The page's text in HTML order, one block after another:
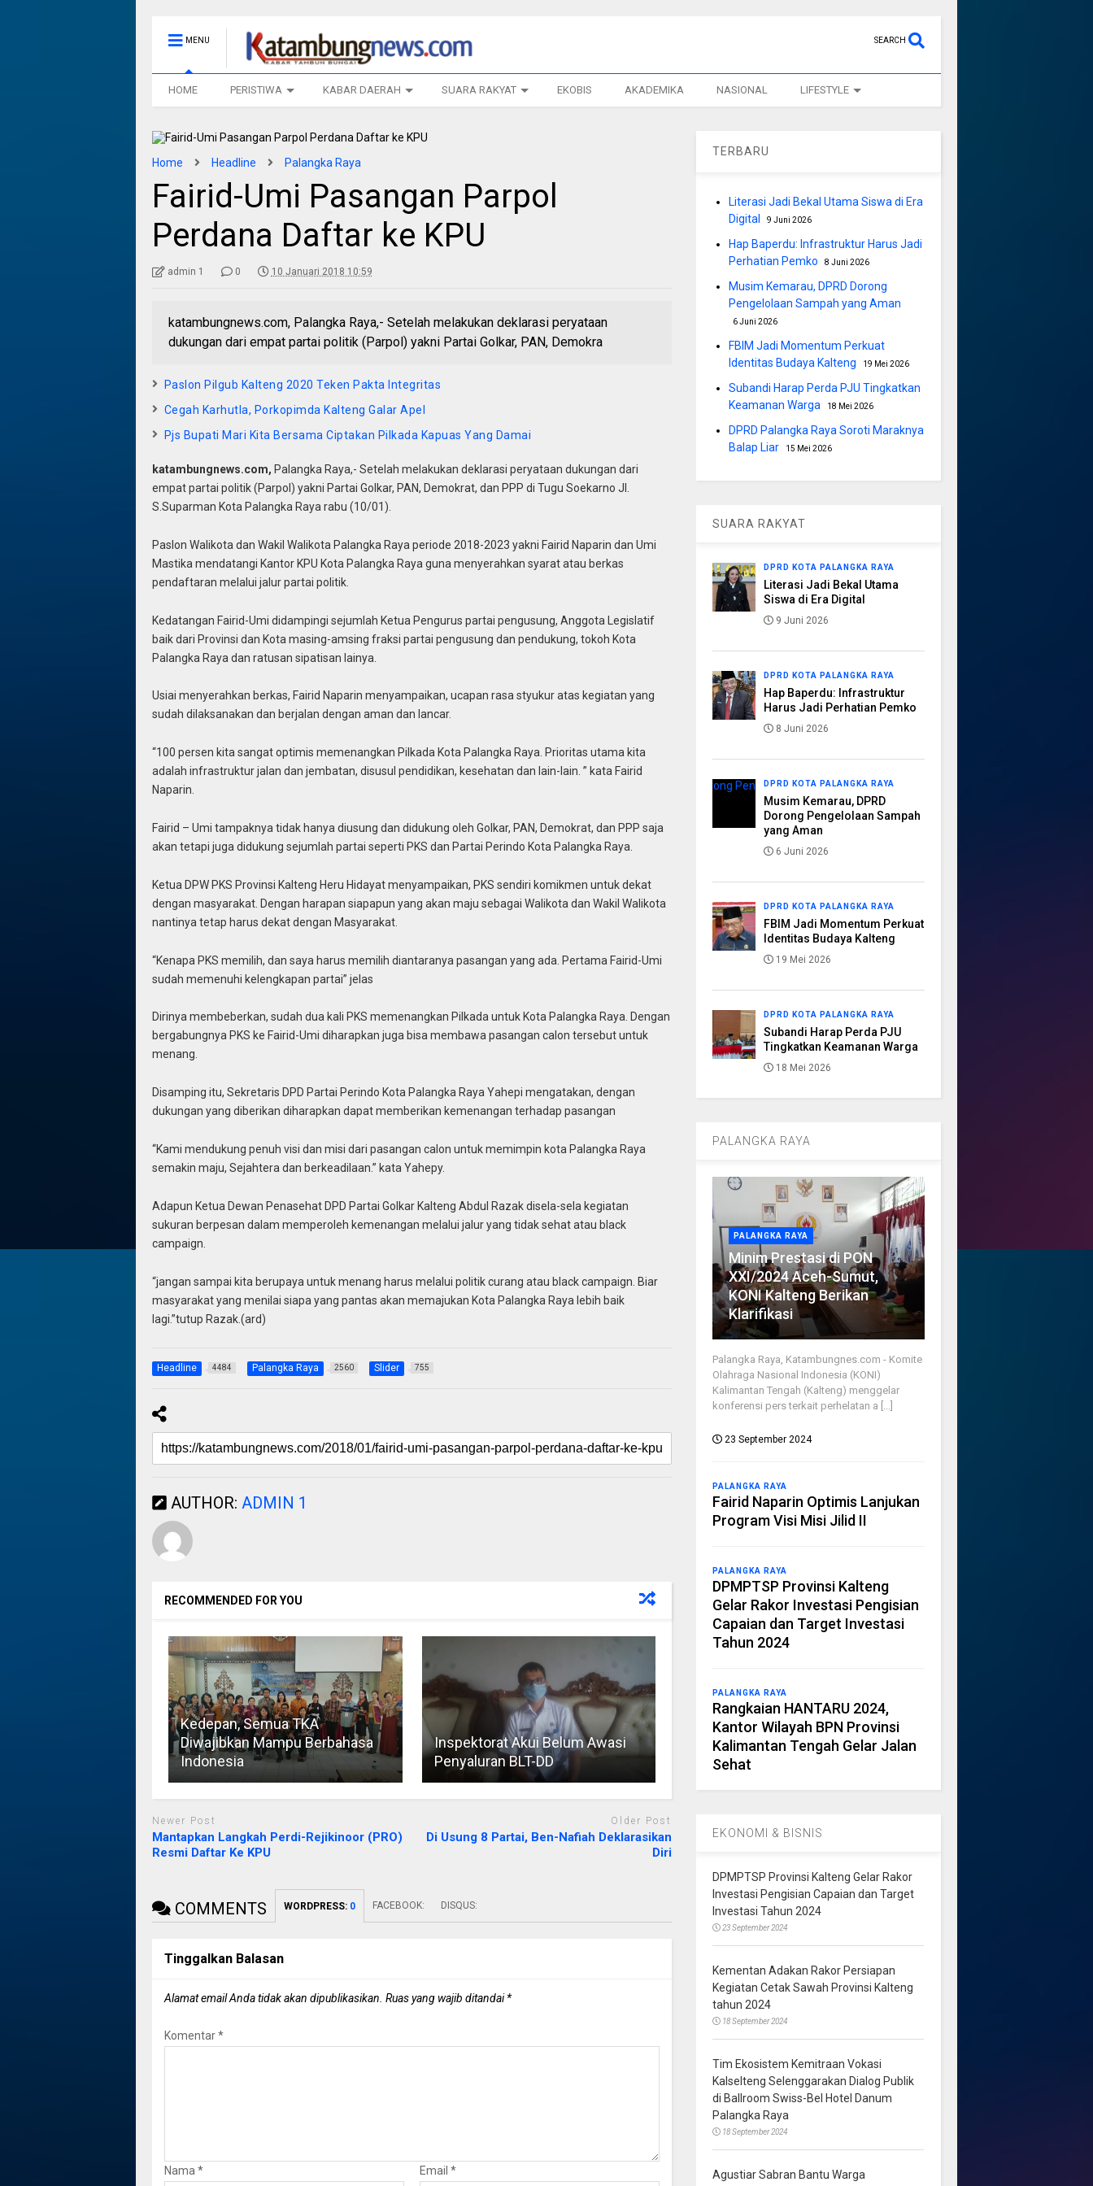
MENU SEARCH
HOME PERISTIWA KABAR DAERAH SUARA RAKYAT EKOBIS AKADEMIKA NASIONAL LIFESTYLE
Home Headline Palangka Raya
Fairid-Umi Pasangan Parpol
Perdana Daftar ke KPU
admin 1 0 10 Januari 2018 10:59
katambungnews.com, Palangka Raya,- Setelah melakukan deklarasi peryataan
dukungan dari empat partai politik (Parpol) yakni Partai Golkar, PAN, Demokra
Paslon Pilgub Kalteng 2020 Teken Pakta Integritas
Cegah Karhutla, Porkopimda Kalteng Galar Apel
Pjs Bupati Mari Kita Bersama Ciptakan Pilkada Kapuas Yang Damai
katambungnews.com, Palangka Raya,- Setelah melakukan deklarasi peryataan dukungan dari
empat partai politik (Parpol) yakni Partai Golkar, PAN, Demokrat, dan PPP di Tugu Soekarno Jl.
S.Suparman Kota Palangka Raya rabu (10/01).
Paslon Walikota dan Wakil Walikota Palangka Raya periode 2018-2023 yakni Fairid Naparin dan Umi
Mastika mendatangi Kantor KPU Kota Palangka Raya guna menyerahkan syarat atau berkas
pendaftaran melalui jalur partai politik.
Kedatangan Fairid-Umi didampingi sejumlah Ketua Pengurus partai pengusung, Anggota Legislatif
baik dari Provinsi dan Kota masing-amsing fraksi partai pengusung dan pendukung, tokoh Kota
Palangka Raya dan ratusan sipatisan lainya.
Usiai menyerahkan berkas, Fairid Naparin menyampaikan, ucapan rasa styukur atas kegiatan yang
sudah dilaksanakan dan berjalan dengan aman dan lancar.
“100 persen kita sangat optimis memenangkan Pilkada Kota Palangka Raya. Prioritas utama kita
adalah infrastruktur jalan dan jembatan, disusul pendidikan, kesehatan dan lain-lain. ” kata Fairid
Naparin.
Fairid – Umi tampaknya tidak hanya diusung dan didukung oleh Golkar, PAN, Demokrat, dan PPP saja
akan tetapi juga didukung sejumlah partai seperti PKS dan Partai Perindo Kota Palangka Raya.
Ketua DPW PKS Provinsi Kalteng Heru Hidayat menyampaikan, PKS sendiri komikmen untuk dekat
dengan masyarakat. Dengan harapan siapapun yang akan maju sebagai Walikota dan Wakil Walikota
nantinya tetap harus dekat dengan Masyarakat.
“Kenapa PKS memilih, dan saya harus memilih diantaranya pasangan yang ada. Pertama Fairid-Umi
sudah memenuhi kelengkapan partai” jelas
Dirinya membeberkan, sudah dua kali PKS memenangkan Pilkada untuk Kota Palangka Raya. Dengan
bergabungnya PKS ke Fairid-Umi diharapkan juga bisa membawa pasangan calon tersebut untuk
menang.
Disamping itu, Sekretaris DPD Partai Perindo Kota Palangka Raya Yahepi mengatakan, dengan
dukungan yang diberikan diharapkan dapat memberikan kemenangan terhadap pasangan
“Kami mendukung penuh visi dan misi dari pasangan calon untuk memimpin kota Palangka Raya
semakin maju, Sejahtera dan berkeadilaan.” kata Yahepy.
Adapun Ketua Dewan Penasehat DPD Partai Golkar Kalteng Abdul Razak disela-sela kegiatan
sukuran berpesan dalam memperoleh kemenangan melalui jalur yang tidak sehat atau black
campaign.
“jangan sampai kita berupaya untuk menang harus melalui politik curang atau black campaign. Biar
masyarakat yang menilai siapa yang pantas akan memajukan Kota Palangka Raya lebih baik
lagi.”tutup Razak.(ard)
Headline 4484 Palangka Raya 2560 Slider 755
AUTHOR: ADMIN 1
RECOMMENDED FOR YOU
Kedepan, Semua TKA
Diwajibkan Mampu Berbahasa
Indonesia
Inspektorat Akui Belum Awasi
Penyaluran BLT-DD
Newer Post
Mantapkan Langkah Perdi-Rejikinoor (PRO)
Resmi Daftar Ke KPU
Older Post
Di Usung 8 Partai, Ben-Nafiah Deklarasikan
Diri
COMMENTS WORDPRESS: 0 FACEBOOK: DISQUS:
Tinggalkan Balasan
Alamat email Anda tidak akan dipublikasikan. Ruas yang wajib ditandai*
Komentar*
Nama * Email *
TERBARU
Literasi Jadi Bekal Utama Siswa di Era
Digital
9 Juni 2026
Hap Baperdu: Infrastruktur Harus Jadi
Perhatian Pemko
8 Juni 2026
Musim Kemarau, DPRD Dorong
Pengelolaan Sampah yang Aman
6 Juni 2026
FBIM Jadi Momentum Perkuat
Identitas Budaya Kalteng
19 Mei 2026
Subandi Harap Perda PJU Tingkatkan
Keamanan Warga
18 Mei 2026
DPRD Palangka Raya Soroti Maraknya
Balap Liar
15 Mei 2026
SUARA RAKYAT
DPRD KOTA PALANGKA RAYA
Literasi Jadi Bekal Utama
Siswa di Era Digital
9 Juni 2026
DPRD KOTA PALANGKA RAYA
Hap Baperdu: Infrastruktur
Harus Jadi Perhatian Pemko
8 Juni 2026
DPRD KOTA PALANGKA RAYA
Musim Kemarau, DPRD
Dorong Pengelolaan Sampah
yang Aman
6 Juni 2026
DPRD KOTA PALANGKA RAYA
FBIM Jadi Momentum Perkuat
Identitas Budaya Kalteng
19 Mei 2026
DPRD KOTA PALANGKA RAYA
Subandi Harap Perda PJU
Tingkatkan Keamanan Warga
18 Mei 2026
PALANGKA RAYA
PALANGKA RAYA
Minim Prestasi di PON
XXI/2024 Aceh-Sumut,
KONI Kalteng Berikan
Klarifikasi
Palangka Raya, Katambungnes.com - Komite
Olahraga Nasional Indonesia (KONI)
Kalimantan Tengah (Kalteng) menggelar
konferensi pers terkait perhelatan a [...]
23 September 2024
PALANGKA RAYA
Fairid Naparin Optimis Lanjukan
Program Visi Misi Jilid II
PALANGKA RAYA
DPMPTSP Provinsi Kalteng
Gelar Rakor Investasi Pengisian
Capaian dan Target Investasi
Tahun 2024
PALANGKA RAYA
Rangkaian HANTARU 2024,
Kantor Wilayah BPN Provinsi
Kalimantan Tengah Gelar Jalan
Sehat
EKONOMI & BISNIS
DPMPTSP Provinsi Kalteng Gelar Rakor
Investasi Pengisian Capaian dan Target
Investasi Tahun 2024
23 September 2024
Kementan Adakan Rakor Persiapan
Kegiatan Cetak Sawah Provinsi Kalteng
tahun 2024
18 September 2024
Tim Ekosistem Kemitraan Vokasi
Kalselteng Selenggarakan Dialog Publik
di Ballroom Swiss-Bel Hotel Danum
Palangka Raya
18 September 2024
Agustiar Sabran Bantu Warga